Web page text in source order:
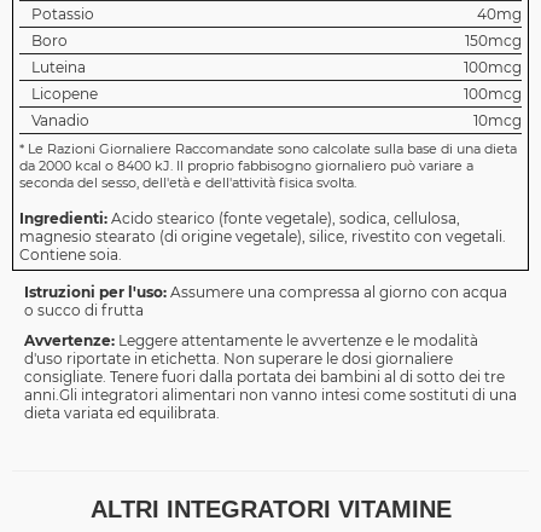
Potassio
40mg
Boro
150mcg
Luteina
100mcg
Licopene
100mcg
Vanadio
10mcg
* Le Razioni Giornaliere Raccomandate sono calcolate sulla base di una dieta
da 2000 kcal o 8400 kJ. Il proprio fabbisogno giornaliero può variare a
seconda del sesso, dell'età e dell'attività fisica svolta.
Ingredienti: Acido stearico (fonte vegetale), sodica, cellulosa,
magnesio stearato (di origine vegetale), silice, rivestito con vegetali.
Contiene soia.
Istruzioni per l'uso: Assumere una compressa al giorno con acqua
o succo di frutta
Avvertenze: Leggere attentamente le avvertenze e le modalità
d'uso riportate in etichetta. Non superare le dosi giornaliere
consigliate. Tenere fuori dalla portata dei bambini al di sotto dei tre
anni.Gli integratori alimentari non vanno intesi come sostituti di una
dieta variata ed equilibrata.
ALTRI INTEGRATORI VITAMINE